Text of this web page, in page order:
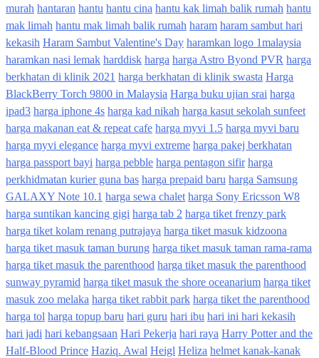
murah hantaran hantu hantu cina hantu kak limah balik rumah hantu
mak limah hantu mak limah balik rumah haram haram sambut hari
kekasih Haram Sambut Valentine's Day haramkan logo 1malaysia
haramkan nasi lemak harddisk harga harga Astro Byond PVR harga
berkhatan di klinik 2021 harga berkhatan di klinik swasta Harga
BlackBerry Torch 9800 in Malaysia Harga buku ujian srai harga
ipad3 harga iphone 4s harga kad nikah harga kasut sekolah sunfeet
harga makanan eat & repeat cafe harga myvi 1.5 harga myvi baru
harga myvi elegance harga myvi extreme harga pakej berkhatan
harga passport bayi harga pebble harga pentagon sifir harga
perkhidmatan kurier guna bas harga prepaid baru harga Samsung
GALAXY Note 10.1 harga sewa chalet harga Sony Ericsson W8
harga suntikan kancing gigi harga tab 2 harga tiket frenzy park
harga tiket kolam renang putrajaya harga tiket masuk kidzoona
harga tiket masuk taman burung harga tiket masuk taman rama-rama
harga tiket masuk the parenthood harga tiket masuk the parenthood
sunway pyramid harga tiket masuk the shore oceanarium harga tiket
masuk zoo melaka harga tiket rabbit park harga tiket the parenthood
harga tol harga topup baru hari guru hari ibu hari ini hari kekasih
hari jadi hari kebangsaan Hari Pekerja hari raya Harry Potter and the
Half-Blood Prince Haziq. Awal Heigl Heliza helmet kanak-kanak